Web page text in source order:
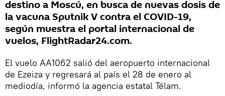
destino a Moscú, en busca de nuevas dosis de
la vacuna Sputnik V contra el COVID-19,
según muestra el portal internacional de
vuelos, FlightRadar24.com.
El vuelo AA1062 salió del aeropuerto internacional
de Ezeiza y regresará al país el 28 de enero al
mediodía, informó la agencia estatal Télam.